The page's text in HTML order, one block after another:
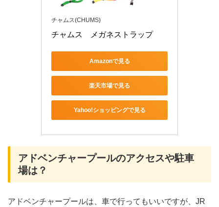
チャムス(CHUMS)
チャムス　メガネストラップ
Amazonで見る
楽天市場で見る
Yahoo!ショッピングで見る
アドベンチャープールのアクセスや駐車
場は？
アドベンチャープールは、車で行ってもいいですが、JR